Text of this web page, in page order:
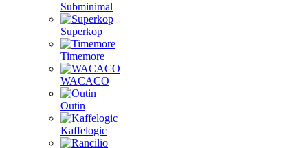
Subminimal
Superkop
Timemore
WACACO
Outin
Kaffelogic